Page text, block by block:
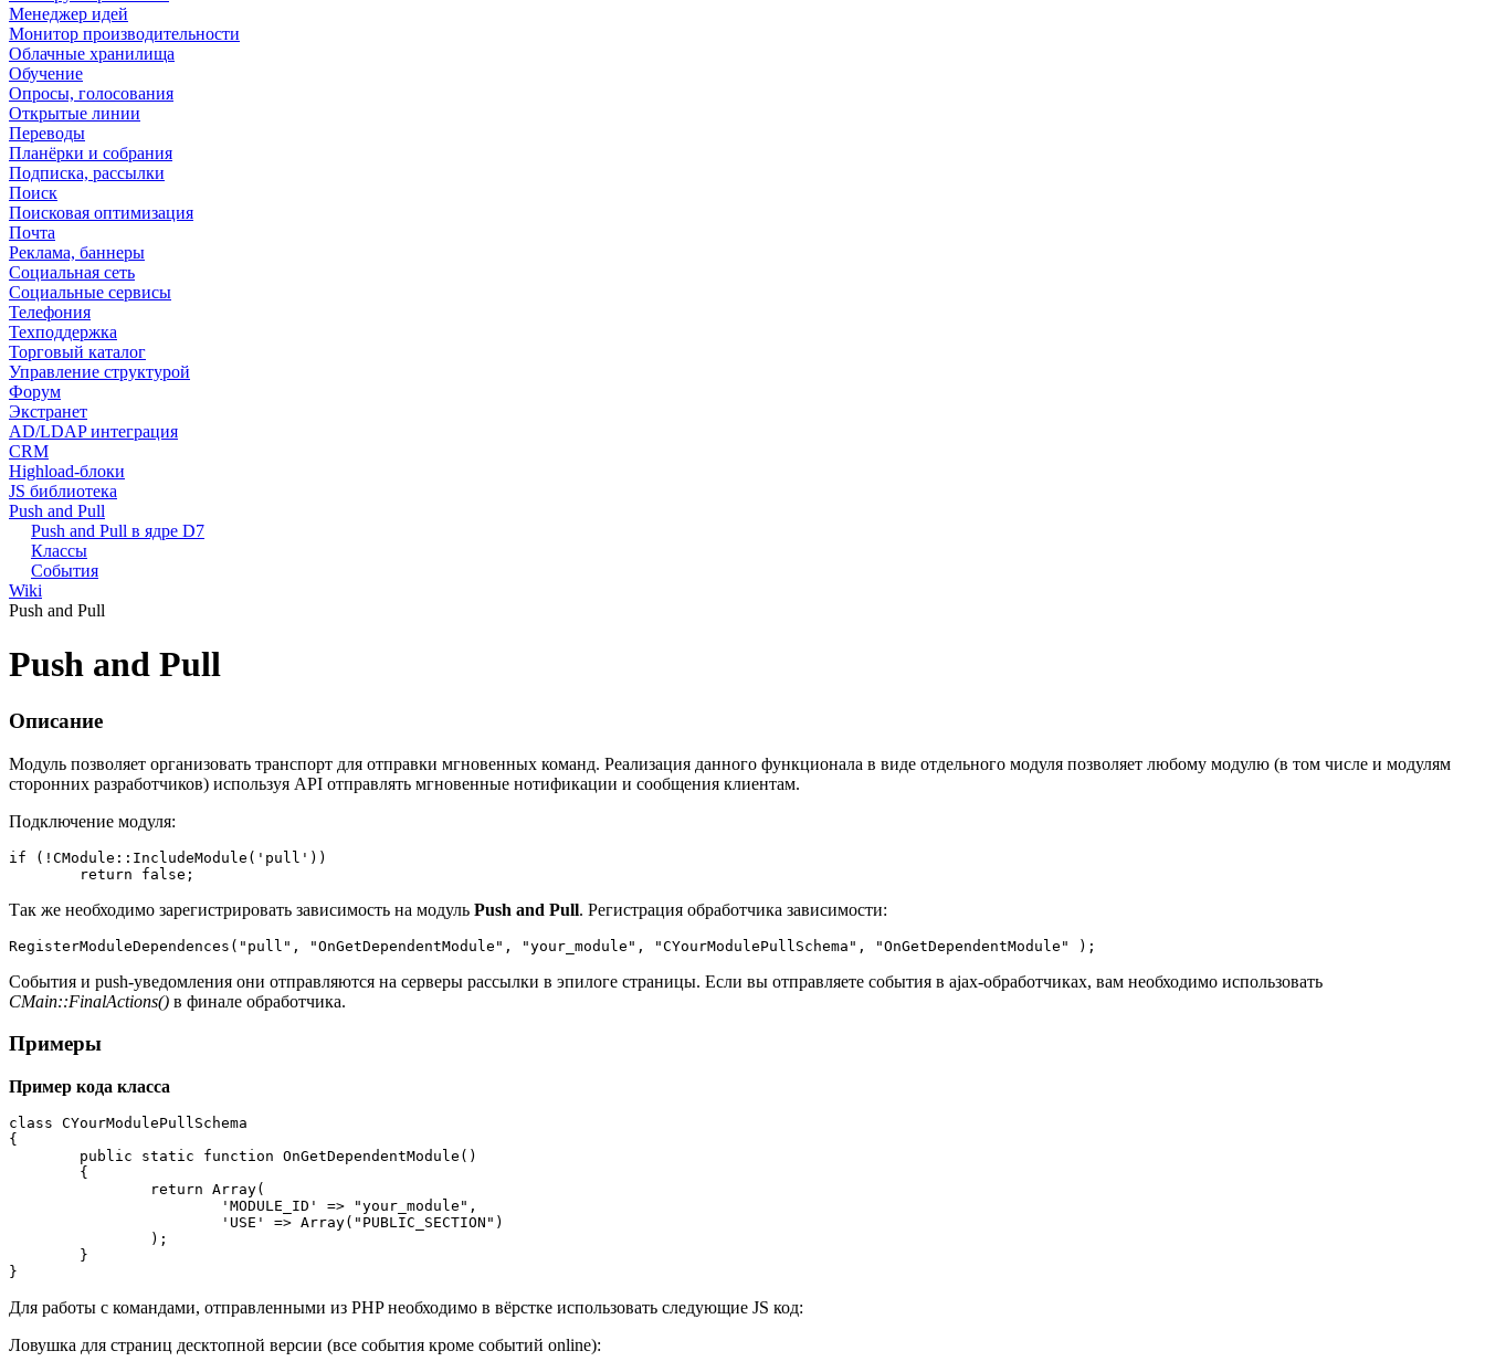
Менеджер идей
Монитор производительности
Облачные хранилища
Обучение
Опросы, голосования
Открытые линии
Переводы
Планёрки и собрания
Подписка, рассылки
Поиск
Поисковая оптимизация
Почта
Реклама, баннеры
Социальная сеть
Социальные сервисы
Телефония
Техподдержка
Торговый каталог
Управление структурой
Форум
Экстранет
AD/LDAP интеграция
CRM
Highload-блоки
JS библиотека
Push and Pull
Push and Pull в ядре D7
Классы
События
Wiki
Push and Pull
Push and Pull
Описание
Модуль позволяет организовать транспорт для отправки мгновенных команд. Реализация данного функционала в виде отдельного модуля позволяет любому модулю (в том числе и модулям
сторонних разработчиков) используя API отправлять мгновенные нотификации и сообщения клиентам.
Подключение модуля:
if (!CModule::IncludeModule('pull'))
	return false;
Так же необходимо зарегистрировать зависимость на модуль Push and Pull. Регистрация обработчика зависимости:
RegisterModuleDependences("pull", "OnGetDependentModule", "your_module", "CYourModulePullSchema", "OnGetDependentModule" );
События и push-уведомления они отправляются на серверы рассылки в эпилоге страницы. Если вы отправляете события в ajax-обработчиках, вам необходимо использовать
CMain::FinalActions() в финале обработчика.
Примеры
Пример кода класса
class CYourModulePullSchema
{
}
Для работы с командами, отправленными из PHP необходимо в вёрстке использовать следующие JS код:
Ловушка для страниц десктопной версии (все события кроме событий online):